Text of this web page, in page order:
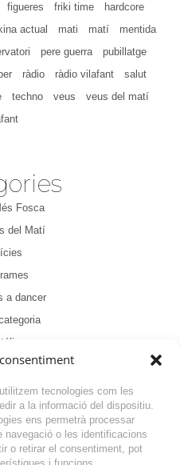
tecnologies com les
a la informació del dispositiu.
ens permetrà processar
navegació o les identificacions
o retirar el consentiment, pot
figueres friki time
hardcore
actual mati matí
mentida
pere guerra
pubillatge
ràdio ràdio vilafant
salut
techno veus
veus del matí
Fosca
del Matí
a dancer